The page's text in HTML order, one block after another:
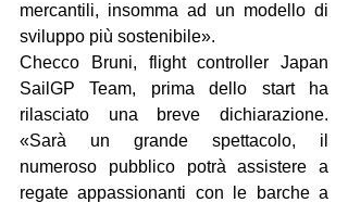
mercantili, insomma ad un modello di
sviluppo più sostenibile».
Checco Bruni, flight controller Japan
SailGP Team, prima dello start ha
rilasciato una breve dichiarazione.
«Sarà un grande spettacolo, il
numeroso pubblico potrà assistere a
regate appassionanti con le barche a